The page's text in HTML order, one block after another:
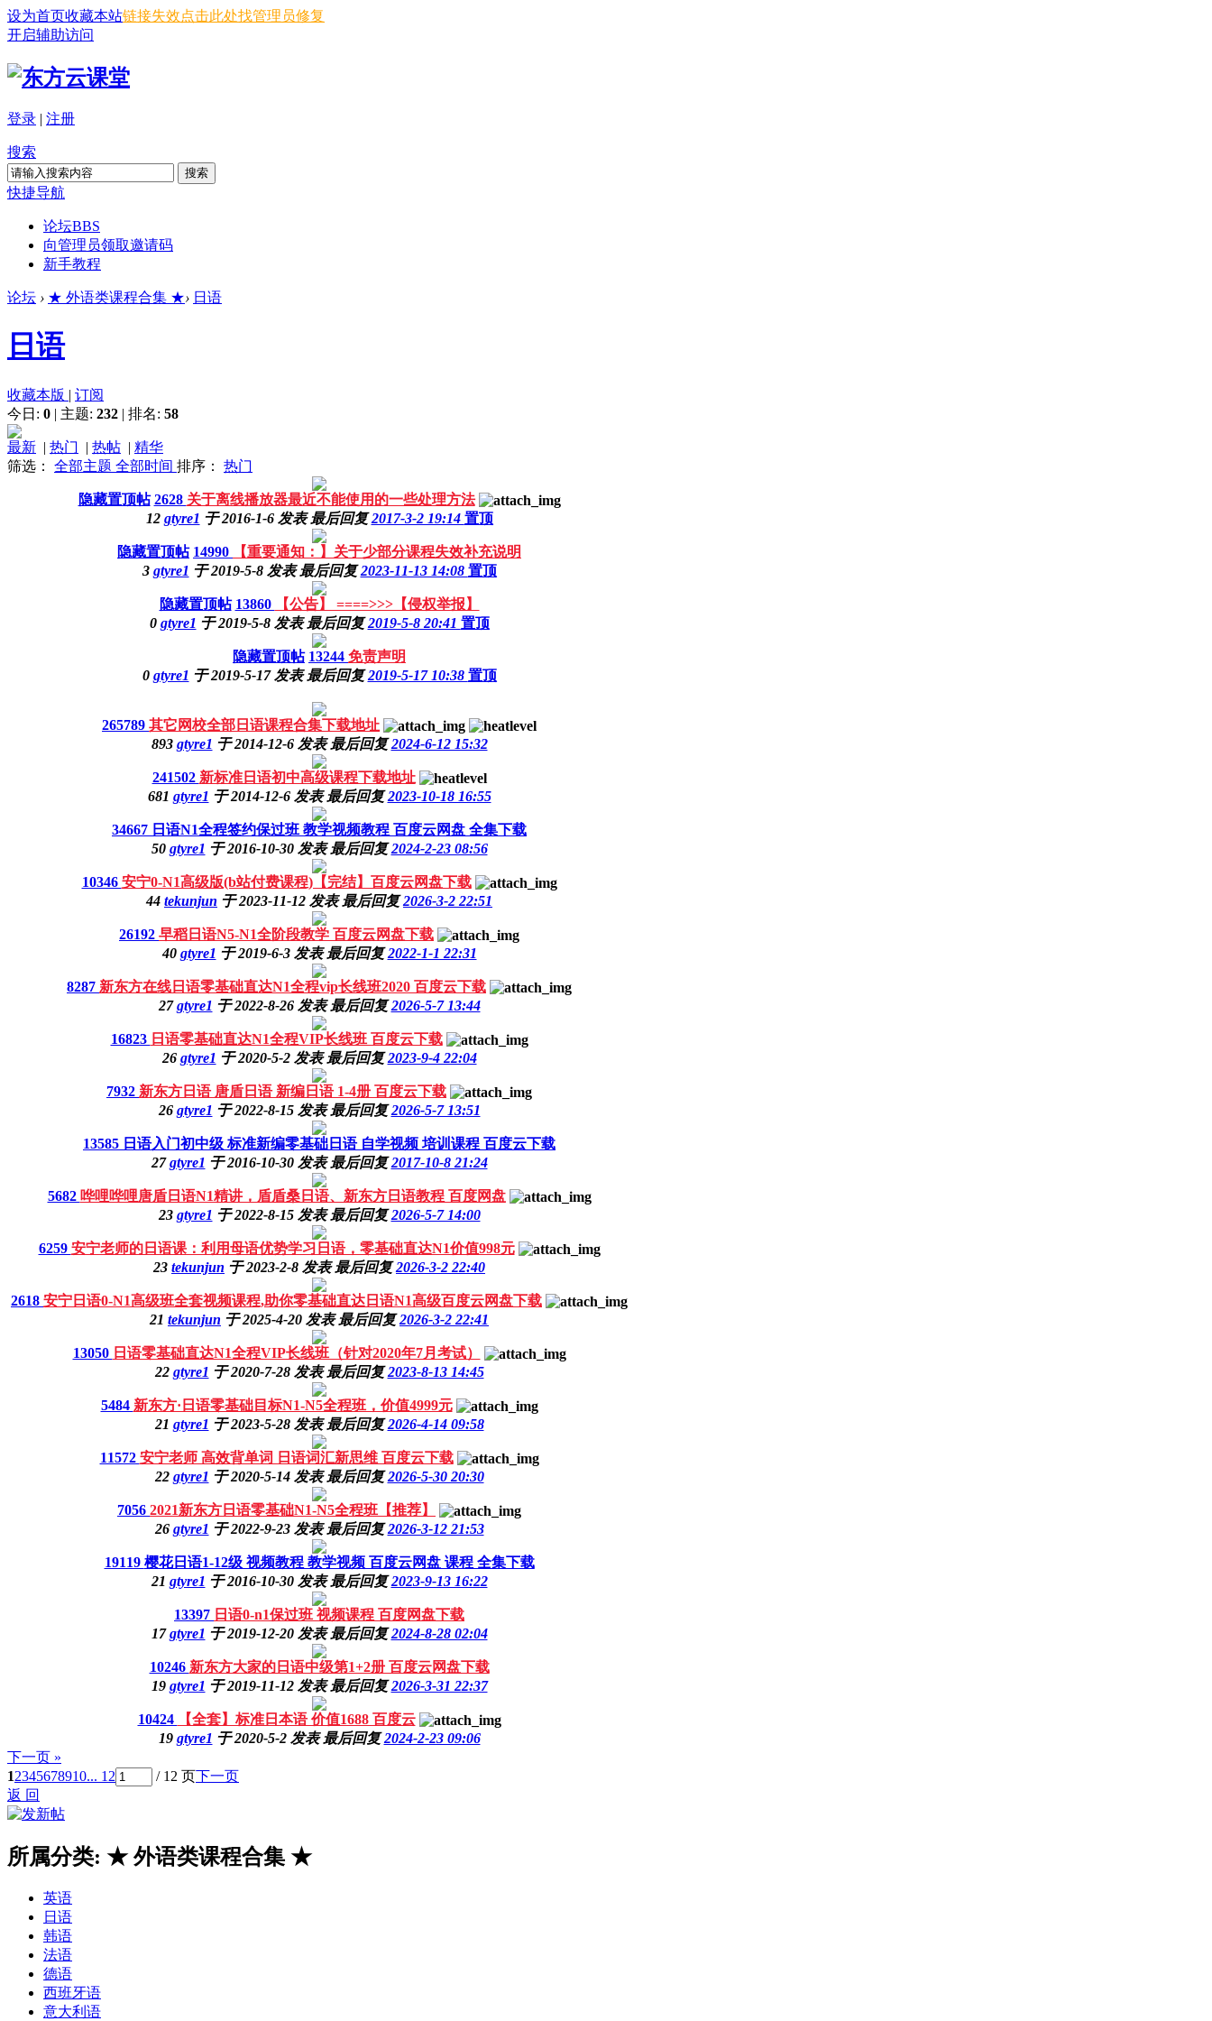
设为首页收藏本站链接失效点击此处找管理员修复
开启辅助访问
登录 | 注册
搜索
搜索
快捷导航
论坛BBS
向管理员领取邀请码
新手教程
论坛 › ★ 外语类课程合集 ★› 日语
日语
收藏本版 | 订阅
今日: 0 | 主题: 232 | 排名: 58
最新 | 热门 | 热帖 | 精华
筛选： 全部主题 全部时间 排序： 热门
隐藏置顶帖 2628 关于离线播放器最近不能使用的一些处理方法
12 gtyre1 于2016-1-6发表 最后回复2017-3-2 19:14 置顶
隐藏置顶帖 14990
【重要通知：】关于少部分课程失效补充说明
3 gtyre1 于2019-5-8发表 最后回复2023-11-13 14:08 置顶
隐藏置顶帖 13860
【公告】 ====>>>【侵权举报】
0 gtyre1 于2019-5-8发表 最后回复2019-5-8 20:41 置顶
隐藏置顶帖 13244 免责声明
0 gtyre1 于2019-5-17发表 最后回复2019-5-17 10:38 置顶
265789 其它网校全部日语课程合集下载地址
893 gtyre1 于2014-12-6发表 最后回复2024-6-12 15:32
241502 新标准日语初中高级课程下载地址
681 gtyre1 于2014-12-6发表 最后回复2023-10-18 16:55
34667 日语N1全程签约保过班 教学视频教程 百度云网盘 全集下载
50 gtyre1 于2016-10-30发表 最后回复2024-2-23 08:56
10346 安宁0-N1高级版(b站付费课程)【完结】百度云网盘下载
44 tekunjun 于2023-11-12 发表 最后回复2026-3-2 22:51
26192 早稻日语N5-N1全阶段教学 百度云网盘下载
40 gtyre1 于2019-6-3发表 最后回复2022-1-1 22:31
8287 新东方在线日语零基础直达N1全程vip长线班2020 百度云下载
27 gtyre1 于2022-8-26发表 最后回复2026-5-7 13:44
16823 日语零基础直达N1全程VIP长线班 百度云下载
26 gtyre1 于2020-5-2发表 最后回复2023-9-4 22:04
7932 新东方日语 唐盾日语 新编日语 1-4册 百度云下载
26 gtyre1 于2022-8-15发表 最后回复2026-5-7 13:51
13585 日语入门初中级 标准新编零基础日语 自学视频 培训课程 百度云下载
27 gtyre1 于2016-10-30发表 最后回复2017-10-8 21:24
5682 哗哩哗哩唐盾日语N1精讲，盾盾桑日语、新东方日语教程 百度网盘
23 gtyre1 于2022-8-15发表 最后回复2026-5-7 14:00
6259 安宁老师的日语课：利用母语优势学习日语，零基础直达N1价值998元
23 tekunjun 于2023-2-8 发表 最后回复2026-3-2 22:40
2618 安宁日语0-N1高级班全套视频课程,助你零基础直达日语N1高级百度云网盘下载
21 tekunjun 于2025-4-20 发表 最后回复2026-3-2 22:41
13050 日语零基础直达N1全程VIP长线班（针对2020年7月考试）
22 gtyre1 于2020-7-28发表 最后回复2023-8-13 14:45
5484 新东方·日语零基础目标N1-N5全程班，价值4999元
21 gtyre1 于2023-5-28发表 最后回复2026-4-14 09:58
11572 安宁老师 高效背单词 日语词汇新思维 百度云下载
22 gtyre1 于2020-5-14发表 最后回复2026-5-30 20:30
7056 2021新东方日语零基础N1-N5全程班【推荐】
26 gtyre1 于2022-9-23发表 最后回复2026-3-12 21:53
19119 樱花日语1-12级 视频教程 教学视频 百度云网盘 课程 全集下载
21 gtyre1 于2016-10-30发表 最后回复2023-9-13 16:22
13397 日语0-n1保过班 视频课程 百度网盘下载
17 gtyre1 于2019-12-20发表 最后回复2024-8-28 02:04
10246 新东方大家的日语中级第1+2册 百度云网盘下载
19 gtyre1 于2019-11-12发表 最后回复2026-3-31 22:37
10424
【全套】标准日本语 价值1688 百度云
19 gtyre1 于2020-5-2发表 最后回复2024-2-23 09:06
下一页 »
12345678910... 12 / 12 页下一页
返 回
所属分类: ★ 外语类课程合集 ★
英语
日语
韩语
法语
德语
西班牙语
意大利语